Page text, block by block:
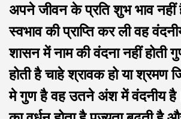
अपने जीवन के प्रति शुभ भाव नहीं
स्वभाव की प्राप्ति कर ली वह
शासन में नाम की वंदना नहीं होती
होती है चाहे श्रावक हो या
मे गुण है वह उतने अंश में वंदनीय